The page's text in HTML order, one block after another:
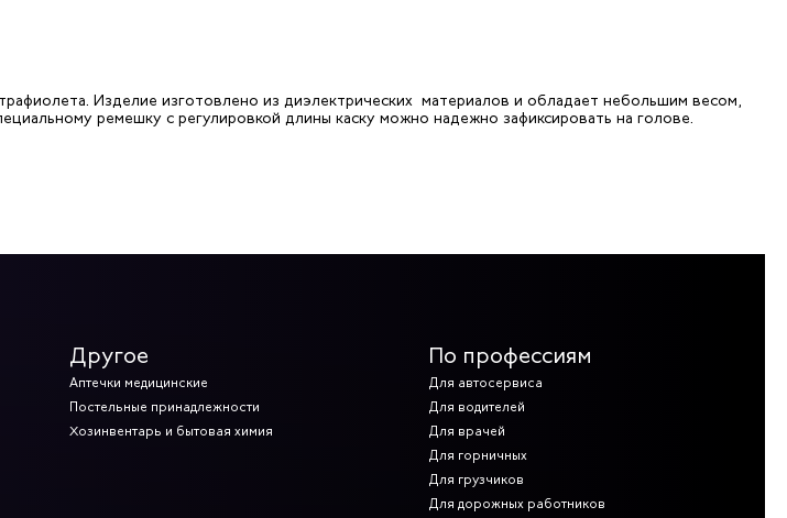
Изделие изготовлено из диэлектрических материалов и обладает небольшим весом,
ремешку с регулировкой длины каску можно надежно зафиксировать на голове.
Другое
Аптечки медицинские
Постельные принадлежности
Хозинвентарь и бытовая химия
По профессиям
Для автосервиса
Для водителей
Для врачей
Для горничных
Для грузчиков
Для дорожных работников